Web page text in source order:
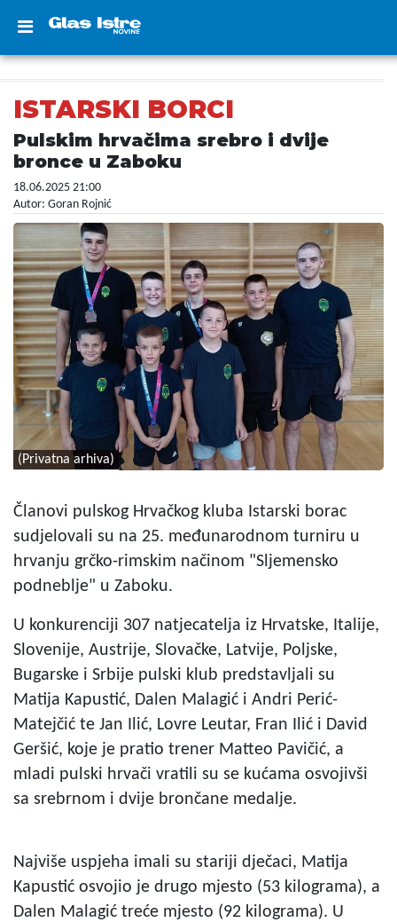
ISTARSKI BORCI
Pulskim hrvačima srebro i dvije
bronce u Zaboku
18.06.2025 21:00
Autor: Goran Rojnić
(Privatna arhiva)
Članovi pulskog Hrvačkog kluba Istarski borac
sudjelovali su na 25. međunarodnom turniru u
hrvanju grčko-rimskim načinom "Sljemensko
podneblje" u Zaboku.
U konkurenciji 307 natjecatelja iz Hrvatske, Italije,
Slovenije, Austrije, Slovačke, Latvije, Poljske,
Bugarske i Srbije pulski klub predstavljali su
Matija Kapustić, Dalen Malagić i Andri Perić-
Matejčić te Jan Ilić, Lovre Leutar, Fran Ilić i David
Geršić, koje je pratio trener Matteo Pavičić, a
mladi pulski hrvači vratili su se kućama osvojivši
sa srebrnom i dvije brončane medalje.
Najviše uspjeha imali su stariji dječaci, Matija
Kapustić osvojio je drugo mjesto (53 kilograma), a
Dalen Malagić treće mjesto (92 kilograma). U